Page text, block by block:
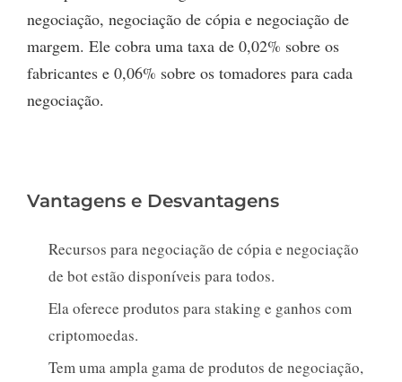
negociação, negociação de cópia e negociação de
margem. Ele cobra uma taxa de 0,02% sobre os
fabricantes e 0,06% sobre os tomadores para cada
negociação.
Vantagens e Desvantagens
Recursos para negociação de cópia e negociação
de bot estão disponíveis para todos.
Ela oferece produtos para staking e ganhos com
criptomoedas.
Tem uma ampla gama de produtos de negociação,